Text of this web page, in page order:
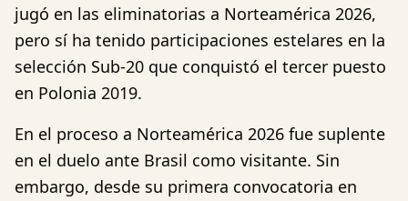
jugó en las eliminatorias a Norteamérica 2026,
pero sí ha tenido participaciones estelares en la
selección Sub-20 que conquistó el tercer puesto
en Polonia 2019.
En el proceso a Norteamérica 2026 fue suplente
en el duelo ante Brasil como visitante. Sin
embargo, desde su primera convocatoria en